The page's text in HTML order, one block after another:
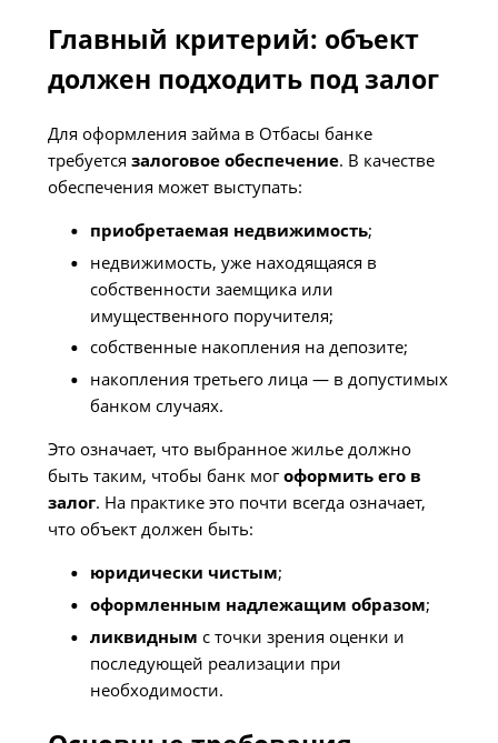
Главный критерий: объект
должен подходить под залог
Для оформления займа в Отбасы банке
требуется залоговое обеспечение. В качестве
обеспечения может выступать:
приобретаемая недвижимость;
недвижимость, уже находящаяся в
собственности заемщика или
имущественного поручителя;
собственные накопления на депозите;
накопления третьего лица — в допустимых
банком случаях.
Это означает, что выбранное жилье должно
быть таким, чтобы банк могоформить его в
залог. На практике это почти всегда означает,
что объект должен быть:
юридически чистым;
оформленным надлежащим образом;
ликвидным с точки зрения оценки и
последующей реализации при
необходимости.